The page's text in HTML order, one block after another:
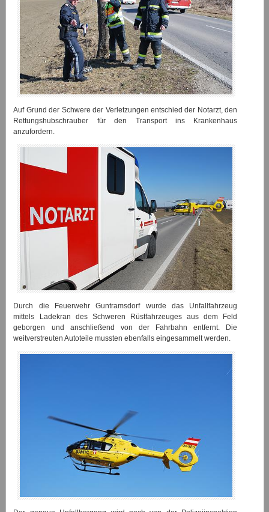
Auf Grund der Schwere der Verletzungen entschied der Notarzt, den
Rettungshubschrauber für den Transport ins Krankenhaus
anzufordern.
Durch die Feuerwehr Guntramsdorf wurde das Unfallfahrzeug
mittels Ladekran des Schweren Rüstfahrzeuges aus dem Feld
geborgen und anschließend von der Fahrbahn entfernt. Die
weitverstreuten Autoteile mussten ebenfalls eingesammelt werden.